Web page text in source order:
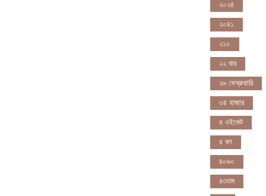
২০২৪
২০৪১
২১০
২২ বার
২৬ ফেব্রুয়ারি
৩৪ হাজার
৪ ওইকেট
৪ বল
৪০৬০
৪৩তম